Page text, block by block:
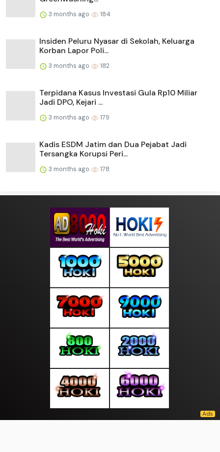
3 months ago 184
Insiden Peluru Nyasar di Sekolah, Keluarga
Korban Lapor Poli...
3 months ago 182
Terpidana Kasus Investasi Gula Rp10 Miliar
Jadi DPO, Kejari ...
3 months ago 179
Kadis ESDM Jatim dan Dua Pejabat Jadi
Tersangka Korupsi Peri...
3 months ago 178